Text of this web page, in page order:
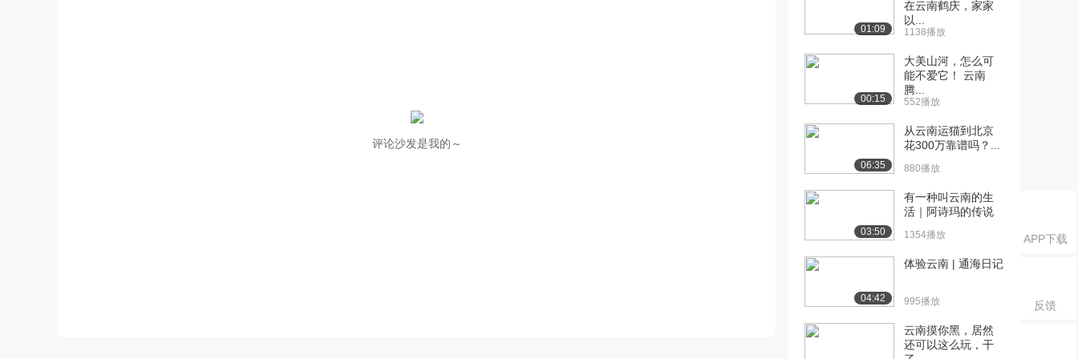
APP下载
反馈
评论沙发是我的～
01:09
在云南鹤庆，家家
以...
1138播放
00:15
大美山河，怎么可
能不爱它！ 云南
腾...
552播放
06:35
从云南运猫到北京
花300万靠谱吗？...
880播放
03:50
有一种叫云南的生
活｜阿诗玛的传说
1354播放
04:42
体验云南 | 通海日记
995播放
云南摸你黑，居然
还可以这么玩，干